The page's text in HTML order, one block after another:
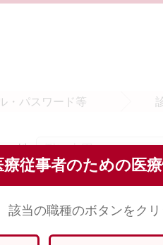
療従事者のための医
該当の職種のボタンをクリ
・ パスワード等
姓
※全角で入力してください。
セイ
※全角（カナ）で入力してく